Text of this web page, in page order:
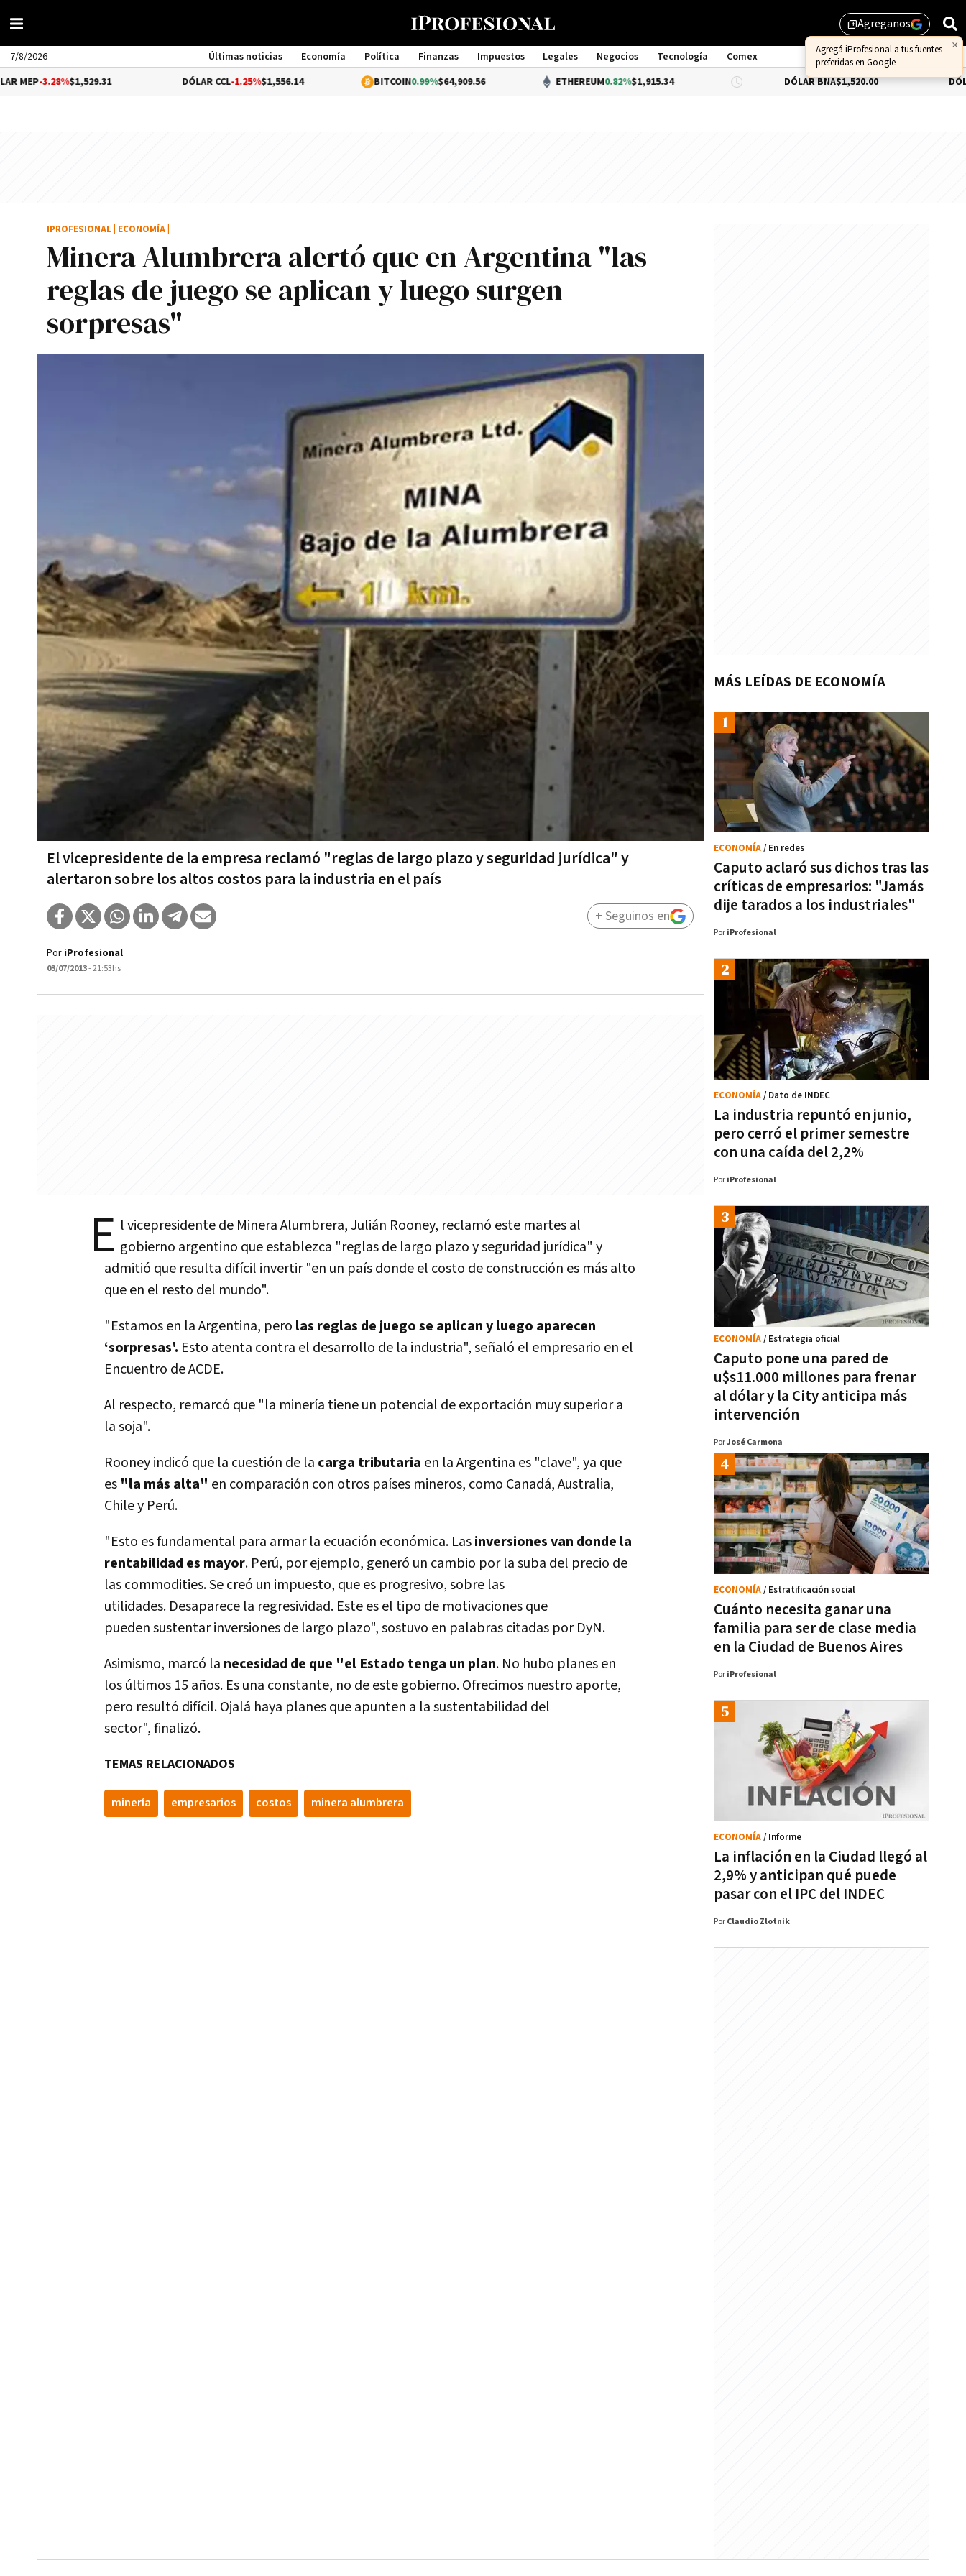
library_addAgreganos
×
Agregá iProfesional a tus fuentes
preferidas en Google
7/8/2026 Últimas noticias Economía Política Finanzas Impuestos Legales Negocios Tecnología
Comex
Management
$1,529.31 -1.25%$1,556.14 0.99%$64,909.56 ETHEREUM0.82%$1,915.34 DÓLAR BNA $1,520.00 DÓLAR BLUE-
Minera Alumbrera alertó que en Argentina "las
reglas de juego se aplican y luego surgen
sorpresas"
El vicepresidente de la empresa reclamó "reglas de largo plazo y seguridad jurídica" y
alertaron sobre los altos costos para la industria en el país
IPROFESIONAL ECONOMÍA
Por iProfesional
03/07/2013- 21:53hs
+ Seguinos en
E l vicepresidente de Minera Alumbrera, Julián Rooney, reclamó este martes al
gobierno argentino que establezca "reglas de largo plazo y seguridad jurídica" y
admitió que resulta difícil invertir "en un país donde el costo de construcción es más alto
que en el resto del mundo".
"Estamos en la Argentina, pero las reglas de juego se aplican y luego aparecen
‘sorpresas'. Esto atenta contra el desarrollo de la industria", señaló el empresario en el
Encuentro de ACDE.
Al respecto, remarcó que "la minería tiene un potencial de exportación muy superior a
la soja".
Rooney indicó que la cuestión de la carga tributaria en la Argentina es "clave", ya que
es "la más alta" en comparación con otros países mineros, como Canadá, Australia,
Chile y Perú.
"Esto es fundamental para armar la ecuación económica. Lasinversiones van donde la
rentabilidad es mayor. Perú, por ejemplo, generó un cambio por la suba del precio de
las commodities. Se creó un impuesto, que es progresivo, sobre las
utilidades. Desaparece la regresividad. Este es el tipo de motivaciones que
pueden sustentar inversiones de largo plazo", sostuvo en palabras citadas por DyN.
Asimismo, marcó la necesidad de que "el Estado tenga un plan. No hubo planes en
los últimos 15 años. Es una constante, no de este gobierno. Ofrecimos nuestro aporte,
pero resultó difícil. Ojalá haya planes que apunten a la sustentabilidad del
sector", finalizó.
TEMAS RELACIONADOS
minerí­a empresarios costos minera alumbrera
MÁS LEÍDAS DE ECONOMÍA
Caputo aclaró sus dichos tras las
críticas de empresarios: "Jamás
dije tarados a los industriales"
ECONOMÍA/ En redes
Por iProfesional
La industria repuntó en junio,
pero cerró el primer semestre
con una caída del 2,2%
ECONOMÍA/ Dato de INDEC
Por iProfesional
Caputo pone una pared de
u$s11.000 millones para frenar
al dólar y la City anticipa más
intervención
ECONOMÍA/ Estrategia oficial
PorJosé Carmona
Cuánto necesita ganar una
familia para ser de clase media
en la Ciudad de Buenos Aires
ECONOMÍA/ Estratificación social
Por iProfesional
La inflación en la Ciudad llegó al
2,9% y anticipan qué puede
pasar con el IPC del INDEC
ECONOMÍA/ Informe
Por Claudio Zlotnik